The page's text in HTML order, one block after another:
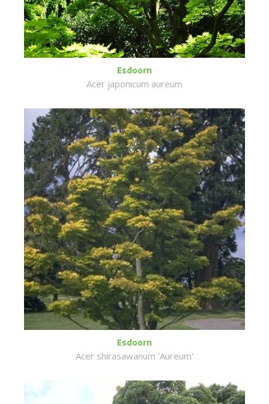
Esdoorn
Acer japonicum aureum
Esdoorn
Acer shirasawanum 'Aureum'